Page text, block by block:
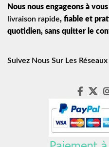
Nous nous engageons à
livraison rapide, fiable et
quotidien, sans quitter le
Suivez Nous Sur Les Réseaux